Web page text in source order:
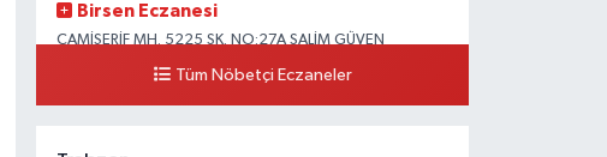
Birsen Eczanesi
CAMİŞERİF MH. 5225 SK. NO:27A SALİM GÜVEN
Tüm Nöbetçi Eczaneler